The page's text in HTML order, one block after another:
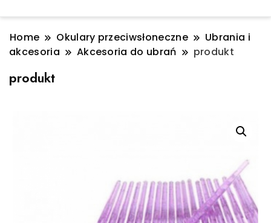
Home Okulary przeciwsłoneczne
Ubrania i
akcesoria
Akcesoria do ubrań produkt
produkt